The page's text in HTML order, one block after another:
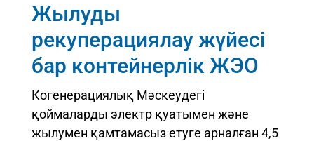
Жылуды
рекуперациялау жүйесі
бар контейнерлік ЖЭО
Когенерациялық Мәскеудегі
қоймаларды электр қуатымен және
жылумен қамтамасыз етуге арналған 4,5